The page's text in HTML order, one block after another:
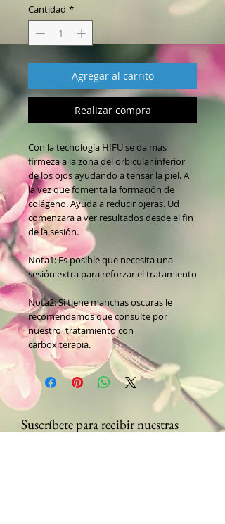
Cantidad *
Agregar al carrito
Realizar compra
Con la tecnología HIFU se da mas
firmeza a la zona del orbicular inferior
de los ojos ayudando a tensar la piel. A
la vez que fomenta la formación de
colágeno. Ayuda a reducir ojeras. Ud
comenzara a ver resultados desde el fin
de la sesión.
Nota1: Es posible que necesita una
sesión extra para reforzar el tratamiento
Nota2: Si tiene manchas oscuras le
recomendamos que consulte por
nuestro tratamiento con
carboxiterapia.
Suscríbete para recibir nuestras